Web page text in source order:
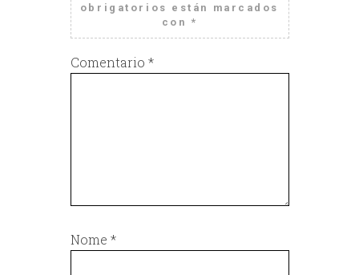
obrigatorios están marcados
con *
Comentario *
Nome *